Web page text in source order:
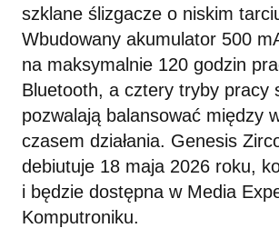
szklane ślizgacze o niskim
Wbudowany akumulator 500
na maksymalnie 120 godzin
Bluetooth, a cztery tryby pracy
pozwalają balansować między
czasem działania. Genesis
debiutuje 18 maja 2026 roku,
i będzie dostępna w Media
Komputroniku.